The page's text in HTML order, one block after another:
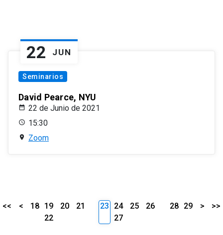
22 JUN
Seminarios
David Pearce, NYU
22 de Junio de 2021
15:30
Zoom
<< < 18 19 20
21
22
23 24 25
26
27
28 29 > >>